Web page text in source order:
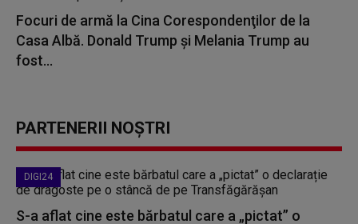
Focuri de armă la Cina Corespondenţilor de la
Casa Albă. Donald Trump și Melania Trump au
fost...
PARTENERII NOȘTRI
DIGI24
S-a aflat cine este bărbatul care a „pictat” o